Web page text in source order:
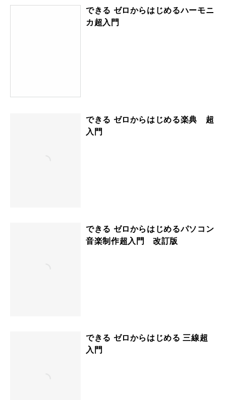
できる ゼロからはじめるハーモニ
カ超入門
できる ゼロからはじめる楽典 超
入門
できる ゼロからはじめるパソコン
音楽制作超入門 改訂版
できる ゼロからはじめる 三線超
入門